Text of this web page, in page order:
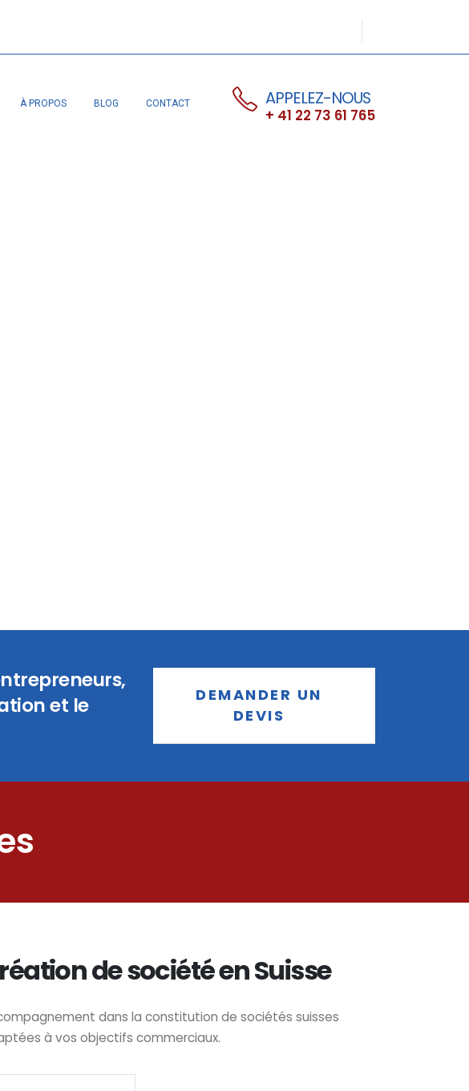
À PROPOS BLOG CONTACT APPELEZ-NOUS
+ 41 22 73 61 765
et le
DEMANDER UN
DEVIS
de société en Suisse
dans la constitution de sociétés suisses
à vos objectifs commerciaux.